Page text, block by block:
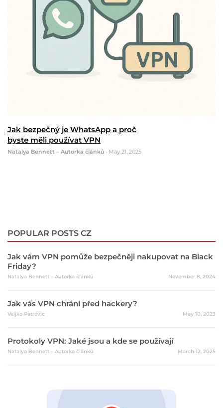
Jak bezpečný je WhatsApp a proč
byste měli používat VPN
Natalya Bennett – Autorka článků • May 21, 2025
POPULAR POSTS CZ
Jak vám VPN pomůže bezpečněji nakupovat na Black
Friday?
Natalya Bennett – Autorka článků November 8, 2024
Jak vás VPN chrání před hackery?
Veljko Petrovic May 10, 2023
Protokoly VPN: Jaké jsou a kde se používají
Natalya Bennett – Autorka článků March 12, 2025